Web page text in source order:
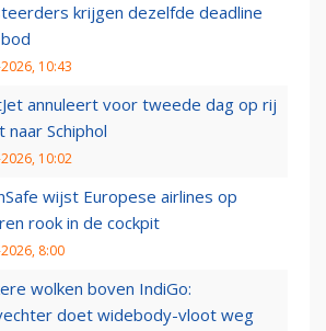
krijgen dezelfde deadline
10:43
annuleert voor tweede dag op rij
naar Schiphol
10:02
wijst Europese airlines op
rook in de cockpit
8:00
wolken boven IndiGo:
doet widebody-vloot weg